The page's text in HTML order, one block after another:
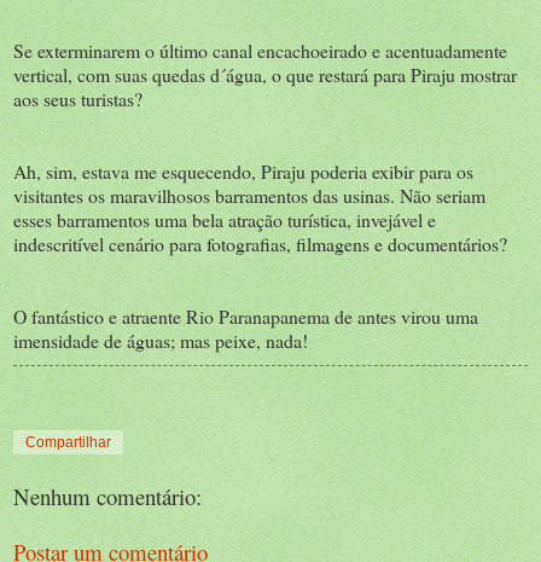
Se exterminarem o último canal encachoeirado e acentuadamente
vertical, com suas quedas d´água, o que restará para Piraju mostrar
aos seus turistas?
Ah, sim, estava me esquecendo, Piraju poderia exibir para os
visitantes os maravilhosos barramentos das usinas. Não seriam
esses barramentos uma bela atração turística, invejável e
indescritível cenário para fotografias, filmagens e documentários?
O fantástico e atraente Rio Paranapanema de antes virou uma
imensidade de águas; mas peixe, nada!
Compartilhar
Nenhum comentário:
Postar um comentário